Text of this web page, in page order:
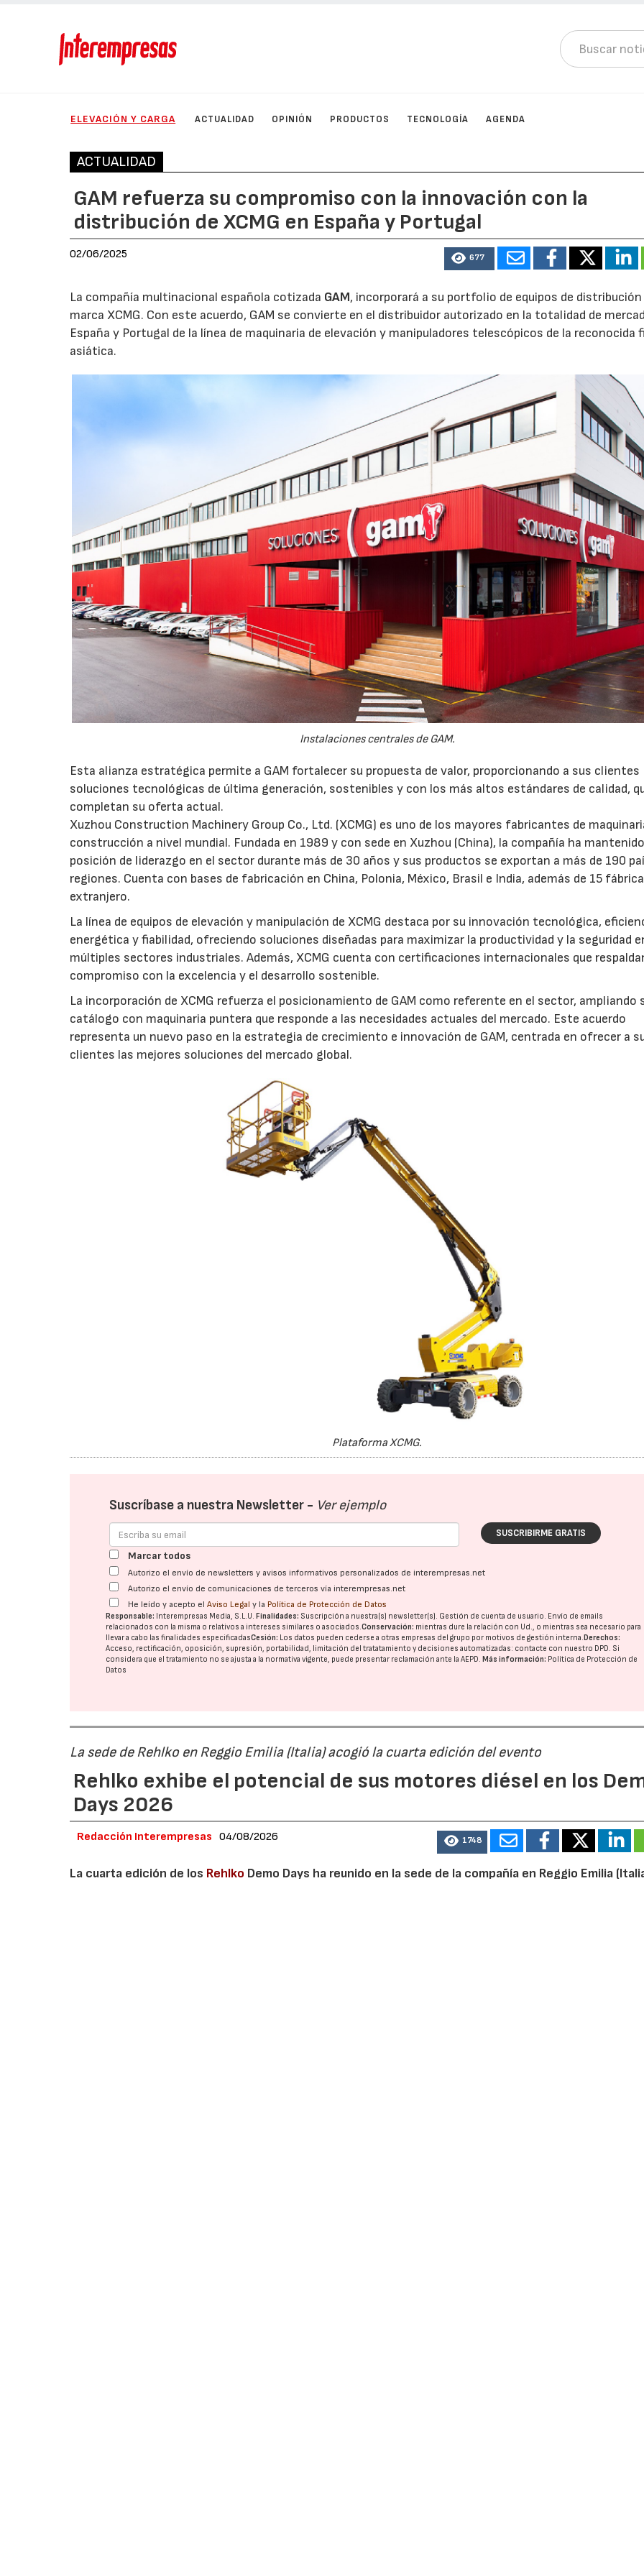
ELEVACIÓN Y CARGA ACTUALIDAD OPINIÓN PRODUCTOS TECNOLOGÍA AGENDA
ACTUALIDAD
GAM refuerza su compromiso con la innovación con la
distribución de XCMG en España y Portugal
02/06/2025 677
La compañía multinacional española cotizada GAM, incorporará a su portfolio de equipos de distribución
marca XCMG. Con este acuerdo, GAM se convierte en el distribuidor autorizado en la totalidad de
España y Portugal de la línea de maquinaria de elevación y manipuladores telescópicos de la reconocida
asiática.
Instalaciones centrales de GAM.
Esta alianza estratégica permite a GAM fortalecer su propuesta de valor, proporcionando a sus clientes
soluciones tecnológicas de última generación, sostenibles y con los más altos estándares de calidad,
completan su oferta actual.
Xuzhou Construction Machinery Group Co., Ltd. (XCMG) es uno de los mayores fabricantes de
construcción a nivel mundial. Fundada en 1989 y con sede en Xuzhou (China), la compañía ha
posición de liderazgo en el sector durante más de 30 años y sus productos se exportan a más de 190
regiones. Cuenta con bases de fabricación en China, Polonia, México, Brasil e India, además de 15
extranjero.
La línea de equipos de elevación y manipulación de XCMG destaca por su innovación tecnológica,
energética y fiabilidad, ofreciendo soluciones diseñadas para maximizar la productividad y la seguridad
múltiples sectores industriales. Además, XCMG cuenta con certificaciones internacionales que
compromiso con la excelencia y el desarrollo sostenible.
La incorporación de XCMG refuerza el posicionamiento de GAM como referente en el sector, ampliando
catálogo con maquinaria puntera que responde a las necesidades actuales del mercado. Este acuerdo
representa un nuevo paso en la estrategia de crecimiento e innovación de GAM, centrada en ofrecer a
clientes las mejores soluciones del mercado global.
Plataforma XCMG.
Suscríbase a nuestra Newsletter - Ver ejemplo
SUSCRIBIRME GRATIS
Marcar todos
Autorizo el envío de newsletters y avisos informativos personalizados de interempresas.net
Autorizo el envío de comunicaciones de terceros vía interempresas.net
He leído y acepto elAviso Legal y la Política de Protección de Datos
Responsable: Interempresas Media, S.L.U. Finalidades: Suscripción a nuestra(s) newsletter(s). Gestión de cuenta de usuario. Envío de emails
relacionados con la misma o relativos a intereses similares o asociados.Conservación: mientras dure la relación con Ud., o mientras sea necesario para
llevar a cabo las finalidades especificadasCesión: Los datos pueden cederse a otras empresas del grupo por motivos de gestión interna. Derechos:
Acceso, rectificación, oposición, supresión, portabilidad, limitación del tratatamiento y decisiones automatizadas: contacte con nuestro DPD. Si
considera que el tratamiento no se ajusta a la normativa vigente, puede presentar reclamación ante laAEPD. Más información: Política de Protección de
Datos
La sede de Rehlko en Reggio Emilia (Italia) acogió la cuarta edición del evento
Rehlko exhibe el potencial de sus motores diésel en los
Days 2026
Redacción Interempresas 04/08/2026 1748
La cuarta edición de los Rehlko Demo Days ha reunido en la sede de la compañía en Reggio Emilia
07/07/2026